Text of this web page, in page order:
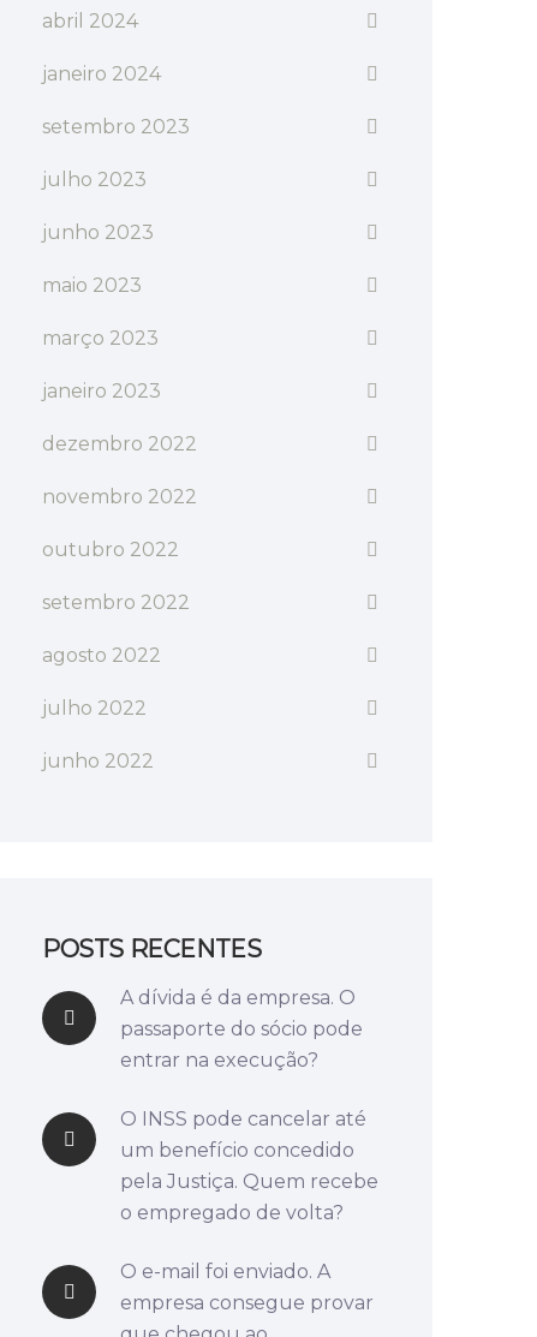
abril 2024
janeiro 2024
setembro 2023
julho 2023
junho 2023
maio 2023
março 2023
janeiro 2023
dezembro 2022
novembro 2022
outubro 2022
setembro 2022
agosto 2022
julho 2022
junho 2022
POSTS RECENTES
A dívida é da empresa. O
passaporte do sócio pode
entrar na execução?
O INSS pode cancelar até
um benefício concedido
pela Justiça. Quem recebe
o empregado de volta?
O e-mail foi enviado. A
empresa consegue provar